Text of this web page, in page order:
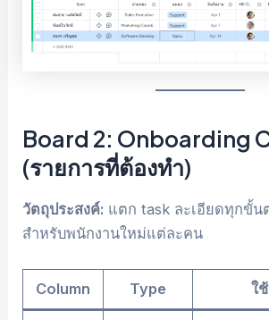
Board 2: Onboarding
(รายการที่ต้องทำ)
วัตถุประสงค์: แตก task ละเอียดทุกขั้น
สำหรับพนักงานใหม่แต่ละคน
Column Type ใ